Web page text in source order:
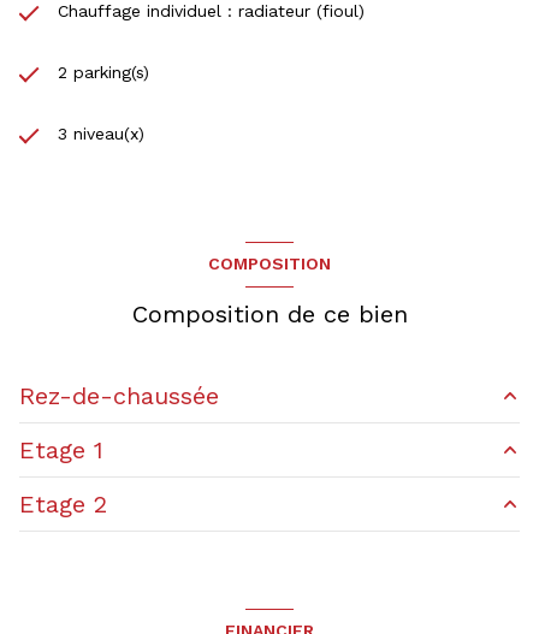
Chauffage individuel : radiateur (fioul)
2 parking(s)
3 niveau(x)
COMPOSITION
Composition de ce bien
Rez-de-chaussée
salon/sejour
cuisine 11 m²
Etage 1
chambre
Etage 2